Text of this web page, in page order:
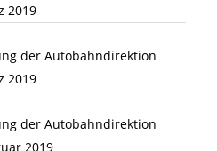
2019
der Autobahndirektion
2019
der Autobahndirektion
2019